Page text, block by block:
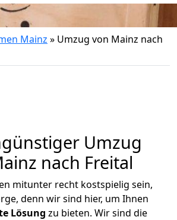
Mainz » Umzug von Mainz nach
Umzug
nach Freital
mitunter recht kostspielig sein,
denn wir sind hier, um Ihnen
Lösung zu bieten. Wir sind die